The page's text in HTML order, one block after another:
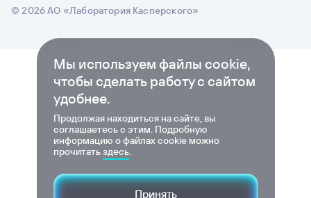
© 2026 АО «Лаборатория Касперского»
Мы используем файлы cookie,
чтобы сделать работу с сайтом
удобнее.
Продолжая находиться на сайте, вы
соглашаетесь с этим. Подробную
информацию о файлах cookie можно
прочитатьздесь.
Принять